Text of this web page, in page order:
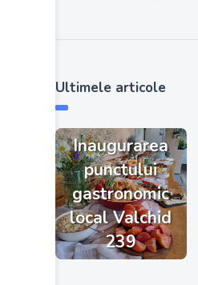
Ultimele articole
Inaugurarea
punctului
gastronomic
local Valchid
239